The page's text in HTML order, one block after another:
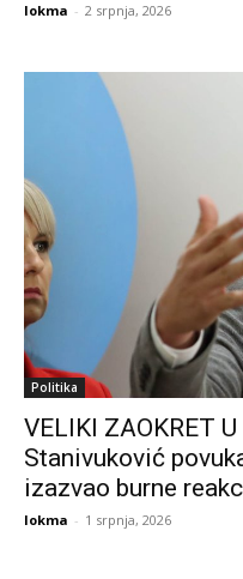
lokma - 2 srpnja, 2026
Politika
VELIKI ZAOKRET
Stanivuković
izazvao burne
lokma - 1 srpnja, 2026